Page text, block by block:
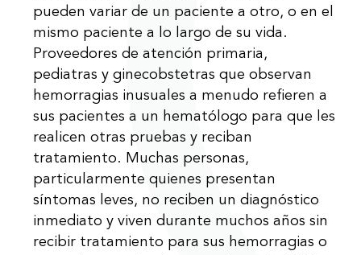
pueden variar de un paciente a otro, o en el
mismo paciente a lo largo de su vida.
Proveedores de atención primaria,
pediatras y ginecobstetras que observan
hemorragias inusuales a menudo refieren a
sus pacientes a un hematólogo para que les
realicen otras pruebas y reciban
tratamiento. Muchas personas,
particularmente quienes presentan
síntomas leves, no reciben un diagnóstico
inmediato y viven durante muchos años sin
recibir tratamiento para sus hemorragias o